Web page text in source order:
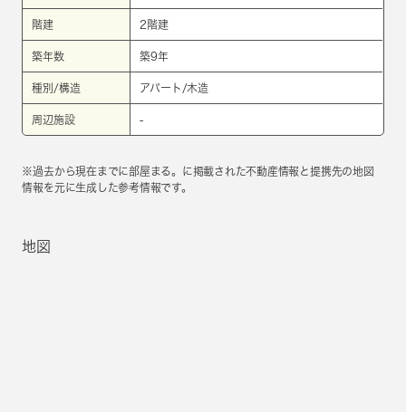
階建 2階建
築年数 築9年
種別/構造 アパート/木造
周辺施設 -
※過去から現在までに部屋まる。に掲載された不動産情報と提携先の地図
情報を元に生成した参考情報です。
地図